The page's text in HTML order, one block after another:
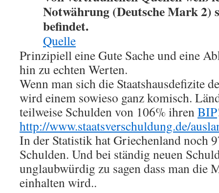
Notwährung (Deutsche Mark 2)
befindet.
Quelle
Prinzipiell eine Gute Sache und eine
hin zu echten Werten.
Wenn man sich die Staatshausdefizite
wird einem sowieso ganz komisch.
teilweise Schulden von 106% ihrenBIP
http://www.staatsverschuldung.de/
In der Statistik hat Griechenland noch
Schulden. Und bei ständig neuen
unglaubwürdig zu sagen dass man die
einhalten wird..